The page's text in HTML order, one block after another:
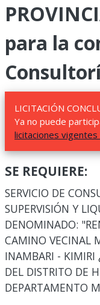
para la
LICITACIÓN
Ya no puede
licitaciones vigentes
SE REQUIERE:
SERVICIO DE
SUPERVISIÓN Y
DENOMINADO:
CAMINO VECINAL
INAMBARI - KIMIRI
DEL DISTRITO DE
DEPARTAMENTO